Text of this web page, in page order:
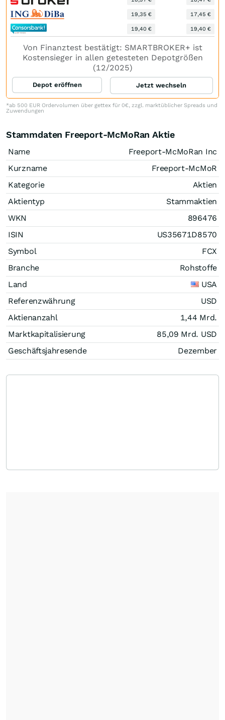
19,35 € 17,45 €
19,40 € 19,40 €
Von Finanztest bestätigt: SMARTBROKER+ ist
Kostensieger in allen getesteten Depotgrößen
(12/2025)
Depot eröffnen Jetzt wechseln
*ab 500 EUR Ordervolumen über gettex für 0€, zzgl. marktüblicher Spreads und
Zuwendungen
Stammdaten Freeport-McMoRan Aktie
Name
Freeport-McMoRan Inc
Kurzname
Freeport-McMoR
Kategorie
Aktien
Aktientyp
Stammaktien
WKN
896476
ISIN
US35671D8570
Symbol
FCX
Branche
Rohstoffe
Land
USA
Referenzwährung
USD
Aktienanzahl
1,44 Mrd.
Marktkapitalisierung
85,09 Mrd. USD
Geschäftsjahresende
Dezember